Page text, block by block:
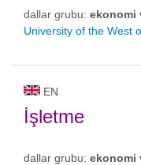
dallar grubu: ekonomi
University of the West
EN
İşletme
dallar grubu: ekonomi